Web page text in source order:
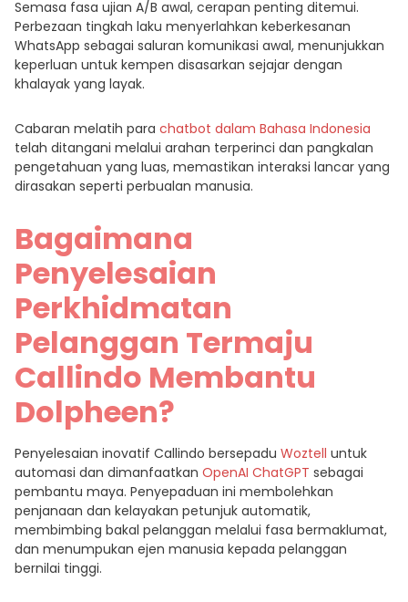
Semasa fasa ujian A/B awal, cerapan penting ditemui.
Perbezaan tingkah laku menyerlahkan keberkesanan
WhatsApp sebagai saluran komunikasi awal, menunjukkan
keperluan untuk kempen disasarkan sejajar dengan
khalayak yang layak.
Cabaran melatih para chatbot dalam Bahasa Indonesia
telah ditangani melalui arahan terperinci dan pangkalan
pengetahuan yang luas, memastikan interaksi lancar yang
dirasakan seperti perbualan manusia.
Bagaimana
Penyelesaian
Perkhidmatan
Pelanggan Termaju
Callindo Membantu
Dolpheen?
Penyelesaian inovatif Callindo bersepadu Woztell untuk
automasi dan dimanfaatkan OpenAI ChatGPT sebagai
pembantu maya. Penyepaduan ini membolehkan
penjanaan dan kelayakan petunjuk automatik,
membimbing bakal pelanggan melalui fasa bermaklumat,
dan menumpukan ejen manusia kepada pelanggan
bernilai tinggi.